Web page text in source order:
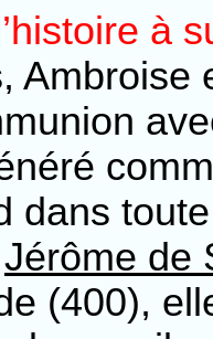
à
dans
Jérôme de
(400),